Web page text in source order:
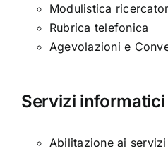
Modulistica
Rubrica telefonica
Agevolazioni e
Servizi informatici
Abilitazione ai